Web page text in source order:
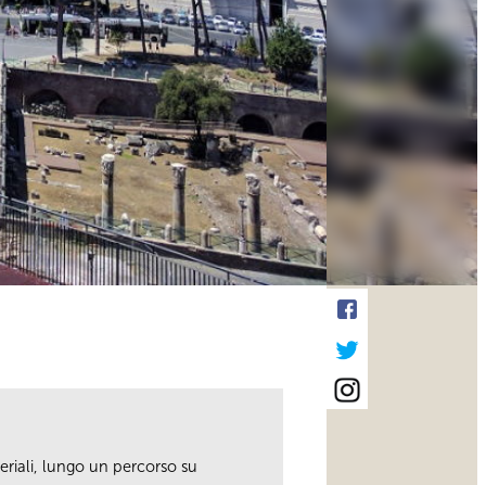
lungo un percorso su